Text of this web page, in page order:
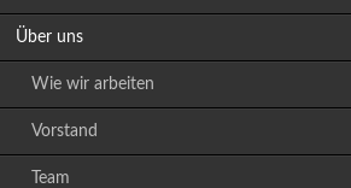
Über uns
Wie wir arbeiten
Vorstand
Team